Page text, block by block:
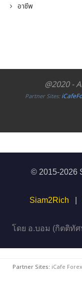
อาชีพ
@2020 -
Partner Sites:
© 2015-2026
Siam2Rich
โดย อ.บอม (กิตติทัศ
Partner Sites: iCafe Forex